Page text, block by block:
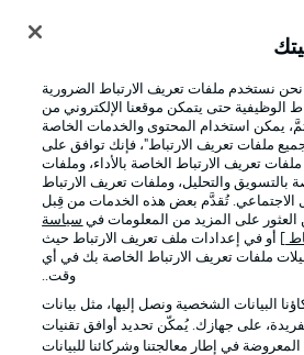
الدخول
Football as it's
نستخدم ملفات تعريف الارتباط الضرورية
الوظيفية حتى يتمكن موقعنا الإلكتروني من
يمكن استخدام المحتوى والخدمات الخاصة
ملفات تعريف الارتباط"، فإنك توافق على
ملفات تعريف الارتباط الخاصة بالأداء، وملفات
بالتسويق والتحليل، وملفات تعريف الارتباط
الاجتماعي. تُقدَّم بعض هذه الخدمات من قِبل
العثور على المزيد من المعلومات في سياسة
] أو في إعدادات ملف تعريف الارتباط حيث
ملفات تعريف الارتباط الخاصة بك في أي
وقت..
البيانات الشخصية ونصل إليها، مثل بيانات
على جهازك. يُمكّن تحديد أوافق تقنيات
في إطار معالجتنا وشركائنا للبيانات